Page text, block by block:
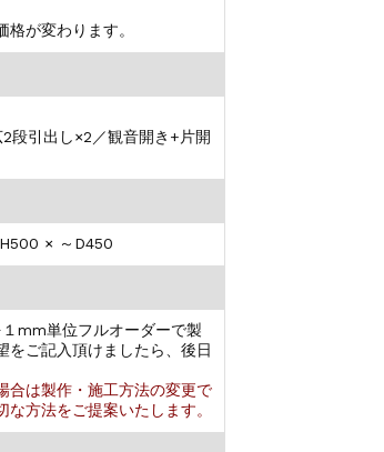
が変わります。
段引出し×2／観音開き+片開
× ～D450
mm単位フルオーダーで製
をご記入頂けましたら、後日
合は製作・施工方法の変更で
方法をご提案いたします。